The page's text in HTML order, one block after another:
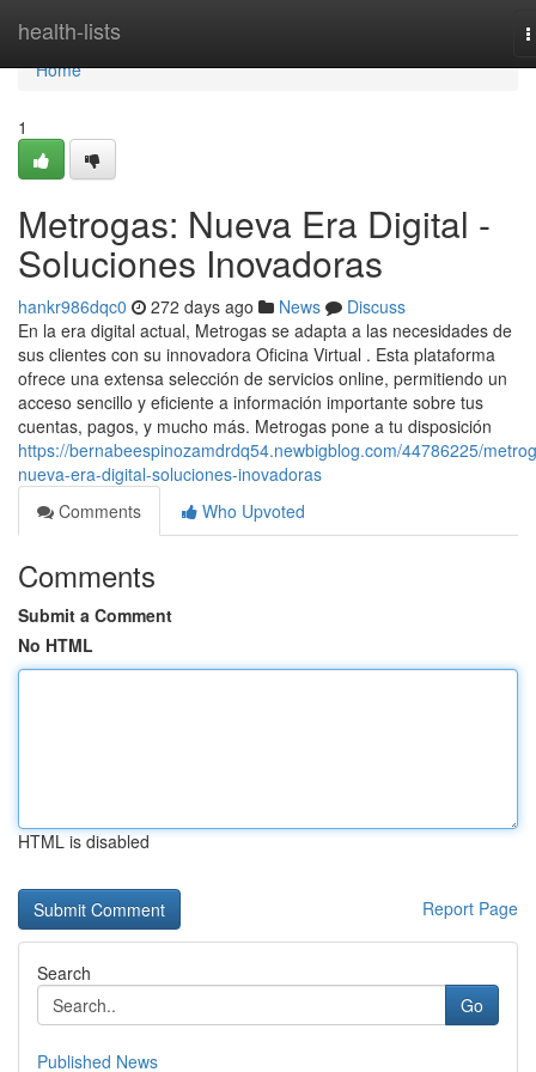
health-lists
Home
Home
1
Metrogas: Nueva Era Digital -
Soluciones Inovadoras
hankr986dqc0 272 days ago News
Discuss
En la era digital actual, Metrogas se adapta a las necesidades de
sus clientes con su innovadora Oficina Virtual . Esta plataforma
ofrece una extensa selección de servicios online, permitiendo un
acceso sencillo y eficiente a información importante sobre tus
cuentas, pagos, y mucho más. Metrogas pone a tu disposición
https://bernabeespinozamdrdq54.newbigblog.com/44786225/
nueva-era-digital-soluciones-inovadoras
Comments
Who Upvoted
Comments
Submit a Comment
No HTML
HTML is disabled
Report Page
Search
Go
Published News